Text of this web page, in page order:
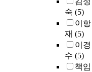
숙 (5)
이항
재 (5)
이경
수 (5)
책임